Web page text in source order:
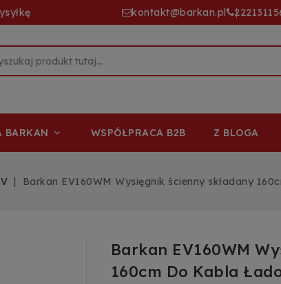
kontakt@barkan.pl
BARKAN  WSPÓŁPRACA B2B Z BLOGA
Barkan EV160WM Wysięgnik ścienny składany
Barkan EV160WM
160cm Do Kabla